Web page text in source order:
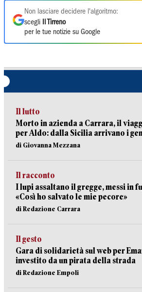
Non lasciare decidere l'algoritmo:
scegli
Il Tirreno
per le tue notizie su Google
Il lutto
Morto in azienda a Carrara, il
per Aldo: dalla Sicilia arrivano i
di Giovanna Mezzana
Il racconto
I lupi assaltano il gregge, messi in
«Così ho salvato le mie pecore»
di Redazione Carrara
Il gesto
Gara di solidarietà sul web per
investito da un pirata della strada
di Redazione Empoli